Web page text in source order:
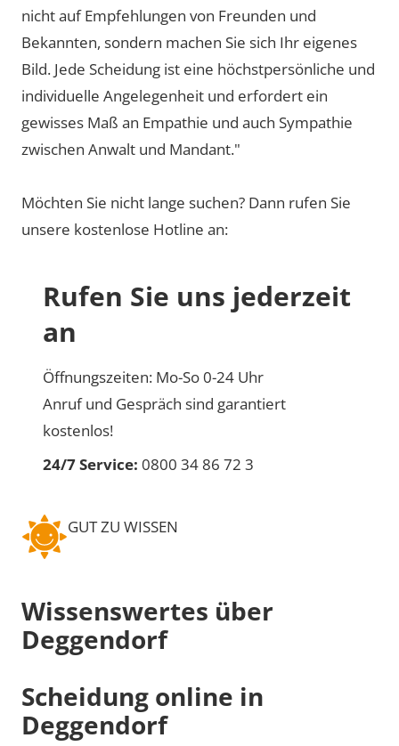
nicht auf Empfehlungen von Freunden und
Bekannten, sondern machen Sie sich Ihr eigenes
Bild. Jede Scheidung ist eine höchstpersönliche und
individuelle Angelegenheit und erfordert ein
gewisses Maß an Empathie und auch Sympathie
zwischen Anwalt und Mandant."
Möchten Sie nicht lange suchen? Dann rufen Sie
unsere kostenlose Hotline an:
Rufen Sie uns jederzeit
an
Öffnungszeiten: Mo-So 0-24 Uhr
Anruf und Gespräch sind garantiert
kostenlos!
24/7 Service: 0800 34 86 72 3
GUT ZU WISSEN
Wissenswertes über
Deggendorf
Scheidung online in
Deggendorf